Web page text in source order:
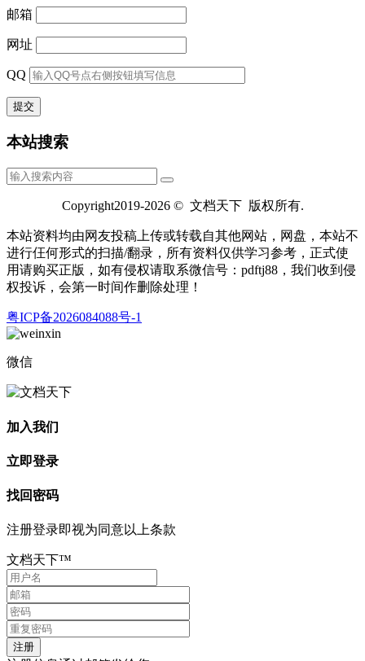
邮箱
网址
QQ
本站搜索
Copyright2019-2026 © 文档天下 版权所有.
本站资料均由网友投稿上传或转载自其他网站，网盘，本站不
进行仼何形式的扫描/翻录，所有资料仅供学习参考，正式使
用请购买正版，如有侵权请取系微信号：pdftj88，我们收到侵
权投诉，会第一时间作删除处理！
粤ICP备2026084088号-1
微信
加入我们
立即登录
找回密码
注册登录即视为同意以上条款
文档天下™